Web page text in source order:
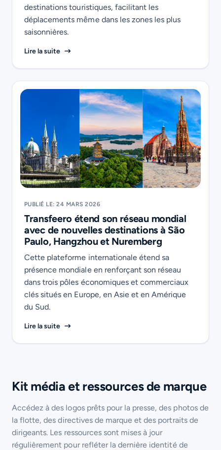
destinations touristiques, facilitant les
déplacements même dans les zones les plus
saisonnières.
Lire la suite Nouvelles destinations pour le tourisme
PUBLIÉ LE: 24 MARS 2026
Transfeero étend son réseau mondial
avec de nouvelles destinations à São
Paulo, Hangzhou et Nuremberg
Cette plateforme internationale étend sa
présence mondiale en renforçant son réseau
dans trois pôles économiques et commerciaux
clés situés en Europe, en Asie et en Amérique
du Sud.
Lire la suite Transfeero étend son réseau mondial avec de
Kit média et ressources de marque
Accédez à des logos prêts pour la presse, des photos de
la flotte, des directives de marque et des portraits de
dirigeants. Les ressources sont mises à jour
régulièrement pour refléter la dernière identité de